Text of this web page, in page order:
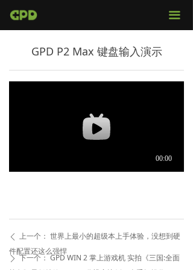
끀
官网首页
视频评测
ꄴ 上一个： 世界上最小的超级本上手体验，没想到硬
件配置还这么强悍
ꄲ 下一个：GPD WIN 2 掌上游戏机 实拍《三国:全面
GPD P2 Max 键盘输入演示